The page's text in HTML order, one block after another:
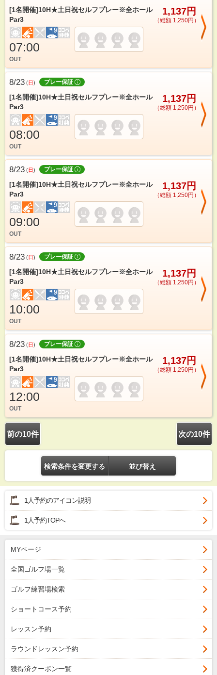
[1名開催]10H★土日祝セルフプレー※全ホール
Par3
1,137円
（総額 1,250円）
07:00
OUT
8/23 (日) プレー保証
[1名開催]10H★土日祝セルフプレー※全ホール
Par3
1,137円
（総額 1,250円）
08:00
OUT
8/23 (日) プレー保証
[1名開催]10H★土日祝セルフプレー※全ホール
Par3
1,137円
（総額 1,250円）
09:00
OUT
8/23 (日) プレー保証
[1名開催]10H★土日祝セルフプレー※全ホール
Par3
1,137円
（総額 1,250円）
10:00
OUT
8/23 (日) プレー保証
[1名開催]10H★土日祝セルフプレー※全ホール
Par3
1,137円
（総額 1,250円）
12:00
OUT
前の10件 次の10件
検索条件を変更する 並び替え
1人予約のアイコン説明
1人予約TOPへ
MYページ
全国ゴルフ場一覧
ゴルフ練習場検索
ショートコース予約
レッスン予約
ラウンドレッスン予約
獲得済クーポン一覧